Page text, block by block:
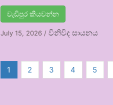
වැඩිපුර කියවන්න
July 15, 2026 /විනිවිද සායනය
1 2 3 4 5